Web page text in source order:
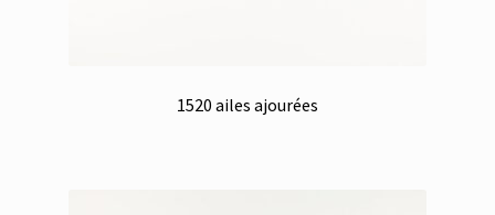
1520 ailes ajourées